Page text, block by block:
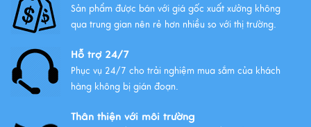
Sản phẩm được bán với giá gốc xuất xưởng không
qua trung gian nên rẻ hơn nhiều so với thị trường.
Hỗ trợ 24/7
Phục vụ 24/7 cho trải nghiệm mua sắm của khách
hàng không bị gián đoạn.
Thân thiện với môi trường